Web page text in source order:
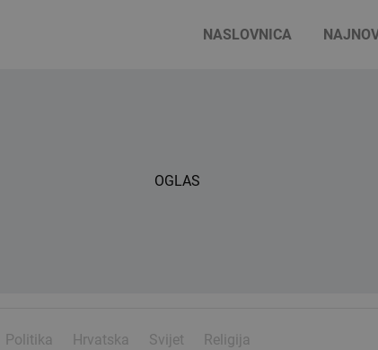
NASLOVNICA
OGLAS
Politika Hrvatska Svijet Religija